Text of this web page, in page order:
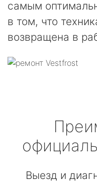
самым
в том, что
возвращена в
Выезд и